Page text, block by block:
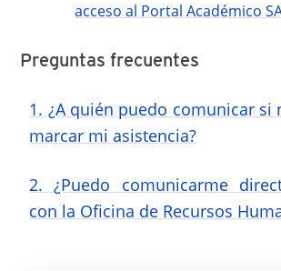
acceso al Portal Académico
Preguntas frecuentes
1. ¿A quién puedo comunicar si
marcar mi asistencia?
2. ¿Puedo comunicarme
con la Oficina de Recursos